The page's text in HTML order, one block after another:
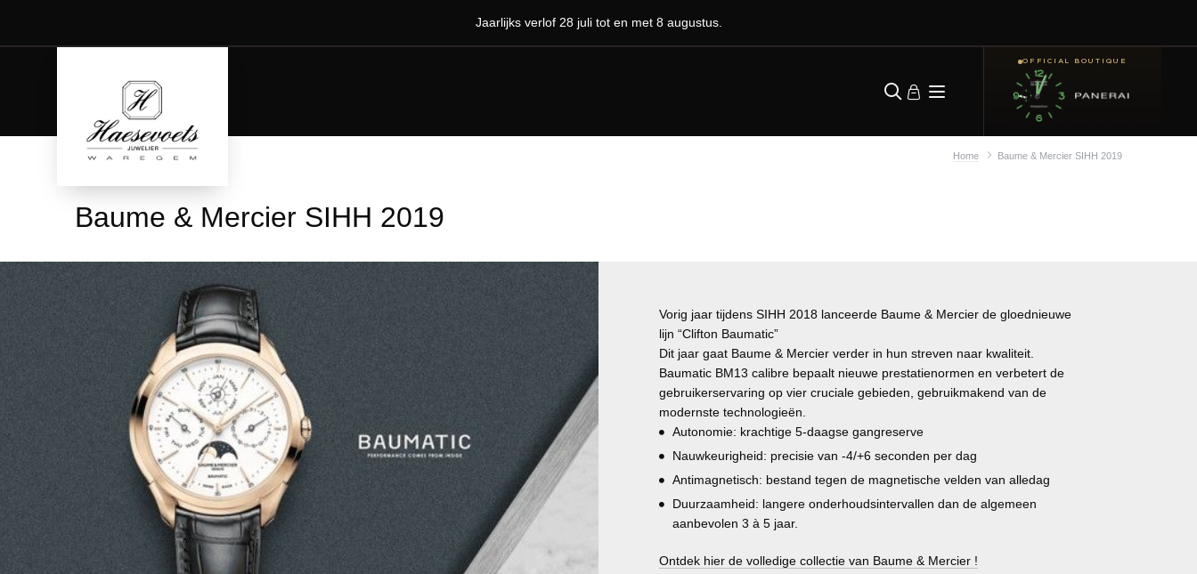
Jaarlijks verlof 28 juli tot en met 8 augustus.
OFFICIAL BOUTIQUE
Home Baume & Mercier SIHH 2019
Baume & Mercier SIHH 2019
Vorig jaar tijdens SIHH 2018 lanceerde Baume & Mercier de gloednieuwe
lijn “Clifton Baumatic”
Dit jaar gaat Baume & Mercier verder in hun streven naar kwaliteit.
Baumatic BM13 calibre bepaalt nieuwe prestatienormen en verbetert de
gebruikerservaring op vier cruciale gebieden, gebruikmakend van de
modernste technologieën.
Autonomie: krachtige 5-daagse gangreserve
Nauwkeurigheid: precisie van -4/+6 seconden per dag
Antimagnetisch: bestand tegen de magnetische velden van alledag
Duurzaamheid: langere onderhoudsintervallen dan de algemeen
aanbevolen 3 à 5 jaar.
Ontdek hier de volledige collectie van Baume & Mercier !